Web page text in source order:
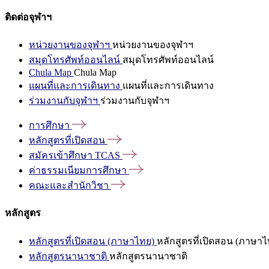
ติดต่อจุฬาฯ
หน่วยงานของจุฬาฯ หน่วยงานของจุฬาฯ
สมุดโทรศัพท์ออนไลน์ สมุดโทรศัพท์ออนไลน์
Chula Map Chula Map
แผนที่และการเดินทาง แผนที่และการเดินทาง
ร่วมงานกับจุฬาฯ ร่วมงานกับจุฬาฯ
การศึกษา
หลักสูตรที่เปิดสอน
สมัครเข้าศึกษา TCAS
ค่าธรรมเนียมการศึกษา
คณะและสำนักวิชา
หลักสูตร
หลักสูตรที่เปิดสอน (ภาษาไทย) หลักสูตรที่เปิดสอน (ภาษาไ
หลักสูตรนานาชาติ หลักสูตรนานาชาติ